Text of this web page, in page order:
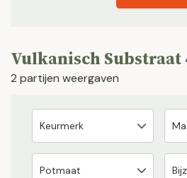
Vulkanisch Substraat
2 partijen weergaven